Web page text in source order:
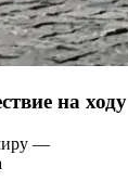
на ходу
—